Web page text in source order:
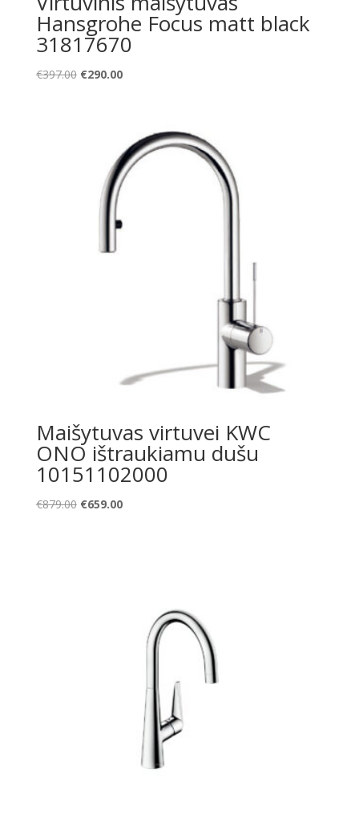
Hansgrohe Focus matt black
31817670
€397.00 Original
€290.00Current
€290.00.
Maišytuvas virtuvei KWC
ONO ištraukiamu dušu
10151102000
€879.00 Original
€659.00Current